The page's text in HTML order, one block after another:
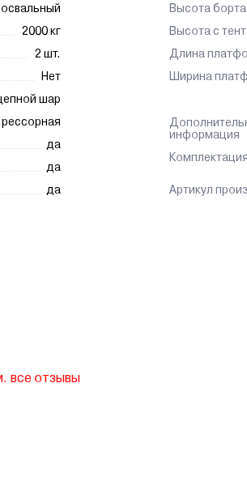
2000 кг
2 шт.
Нет
шар
рессорная
да
да
да
Высота борта
Высота с
Длина
Ширина
информация
Артикул
все отзывы